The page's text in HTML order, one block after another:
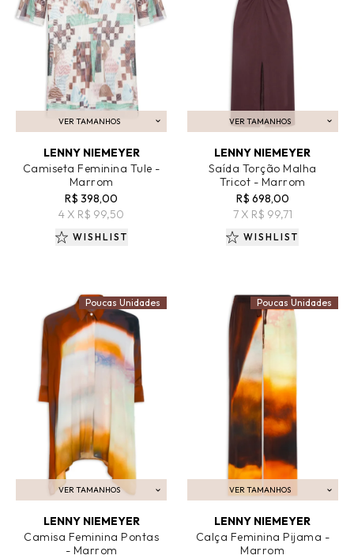
VER TAMANHOS
ADICIONAR AO CARRINHO
LENNY NIEMEYER
Camiseta Feminina Tule -
Marrom
R$ 398,00
4 X R$ 99,50
WISHLIST
VER TAMANHOS
ADICIONAR AO CARRINHO
LENNY NIEMEYER
Saída Torção Malha
Tricot - Marrom
R$ 698,00
7 X R$ 99,71
WISHLIST
VER TAMANHOS
ADICIONAR AO CARRINHO
LENNY NIEMEYER
Camisa Feminina Pontas
- Marrom
Poucas Unidades
VER TAMANHOS
ADICIONAR AO CARRINHO
LENNY NIEMEYER
Calça Feminina Pijama -
Marrom
Poucas Unidades